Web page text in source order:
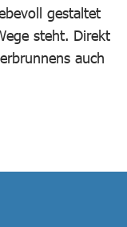
gestaltet
steht. Direkt
auch